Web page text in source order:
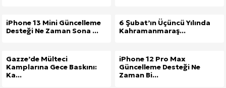
iPhone 13 Mini Güncelleme
Desteği Ne Zaman Sona ...
6 Şubat’ın Üçüncü Yılında
Kahramanmaraş...
Gazze’de Mülteci
Kamplarına Gece Baskını:
Ka...
iPhone 12 Pro Max
Güncelleme Desteği Ne
Zaman Bi...